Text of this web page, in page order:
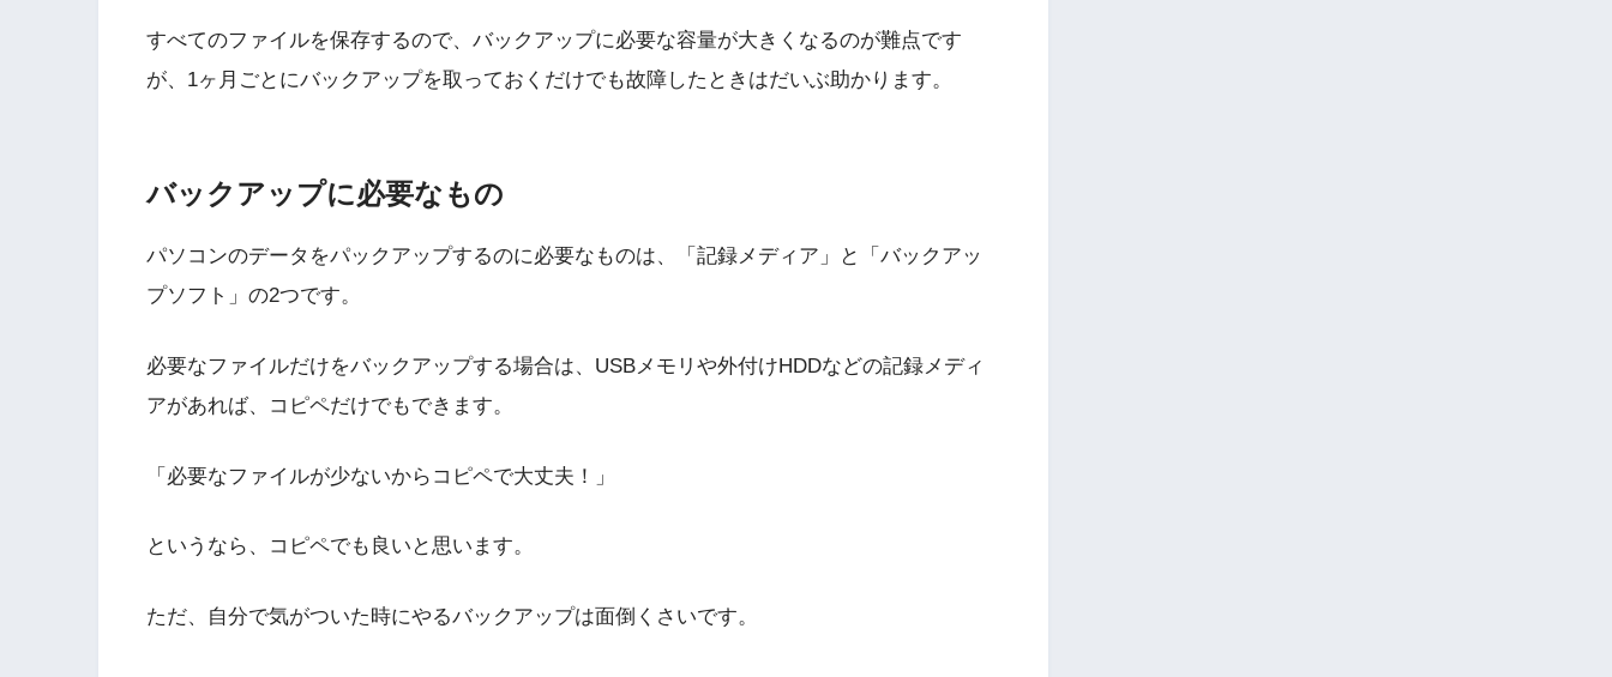
すべてのファイルを保存するので、バックアップに必要な容量が大きくなるのが難点です
が、1ヶ月ごとにバックアップを取っておくだけでも故障したときはだいぶ助かります。
バックアップに必要なもの
パソコンのデータをパックアップするのに必要なものは、「記録メディア」と「バックアッ
プソフト」の2つです。
必要なファイルだけをバックアップする場合は、USBメモリや外付けHDDなどの記録メディ
アがあれば、コピペだけでもできます。
「必要なファイルが少ないからコピペで大丈夫！」
というなら、コピペでも良いと思います。
ただ、自分で気がついた時にやるバックアップは面倒くさいです。